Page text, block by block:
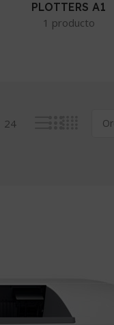
PLOTTERS A1
1 producto
24